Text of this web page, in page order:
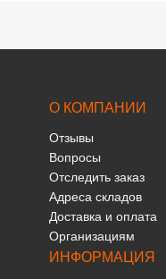
О КОМПАНИИ
Отзывы
Вопросы
Отследить заказ
Адреса складов
Доставка и оплата
Организациям
ИНФОРМАЦИЯ